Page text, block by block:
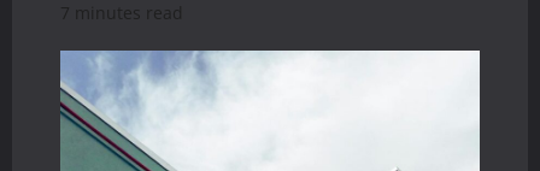
7 minutes read